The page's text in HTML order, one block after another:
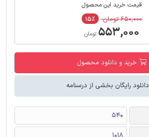
قیمت خرید این محصول
۶۵۰,۰۰۰ تومان ۱۵٪
۵۵۳,۰۰۰ تومان
خرید و دانلود محصول
دانلود رایگان بخشی از درسنامه
540